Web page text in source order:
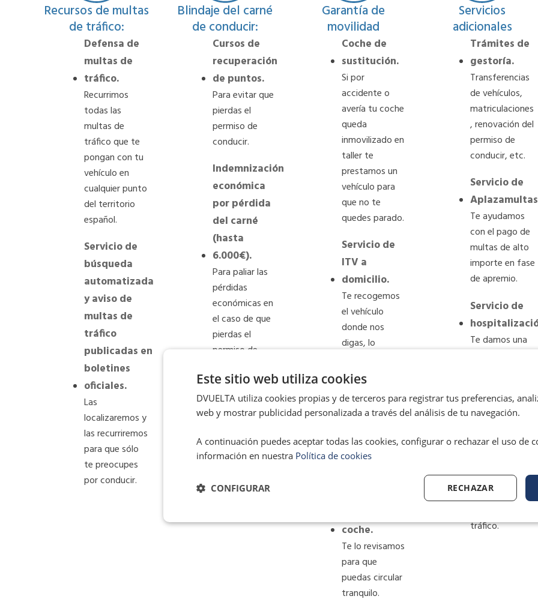
Recursos de multas
de tráfico:
Defensa de
multas de
tráfico.
Recurrimos
todas las
multas de
tráfico que te
pongan con tu
vehículo en
cualquier punto
del territorio
español.
Servicio de
búsqueda
automatizada
y aviso de
multas de
tráfico
publicadas en
boletines
oficiales.
Las
localizaremos y
las recurriremos
para que sólo
te preocupes
por conducir.
Blindaje del carné
de conducir:
Cursos de
recuperación
de puntos.
Para evitar que
pierdas el
permiso de
conducir.
Indemnización
económica
por pérdida
del carné
(hasta
6.000€).
Para paliar las
pérdidas
económicas en
el caso de que
pierdas el
permiso de
Garantía de
movilidad
Coche de
sustitución.
Si por
accidente o
avería tu coche
queda
inmovilizado en
taller te
prestamos un
vehículo para
que no te
quedes parado.
Servicio de
ITV a
domicilio.
Te recogemos
el vehículo
donde nos
digas, lo
pasar la ITV y
te lo
devolvemos en
para que tú no
pierdas tu
coche.
Te lo revisamos
para que
puedas circular
tranquilo.
Servicios
adicionales
Trámites de
gestoría.
Transferencias
de vehículos,
matriculaciones
, renovación del
permiso de
conducir, etc.
Servicio de
Te ayudamos
con el pago de
multas de alto
importe en fase
de apremio.
Servicio de
Te damos una
hospitalización
por accidente
de tráfico.
fallecimiento.
Debido a
tráfico.
Este sitio web utiliza cookies
DVUELTA utiliza cookies propias y de terceros para registrar tus preferencias,
web y mostrar publicidad personalizada a través del análisis de tu navegación.
A continuación puedes aceptar todas las cookies, configurar o rechazar el uso de
información en nuestra Política de cookies
RECHAZAR
CONFIGURAR